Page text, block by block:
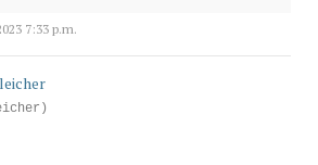
7:33 p.m.